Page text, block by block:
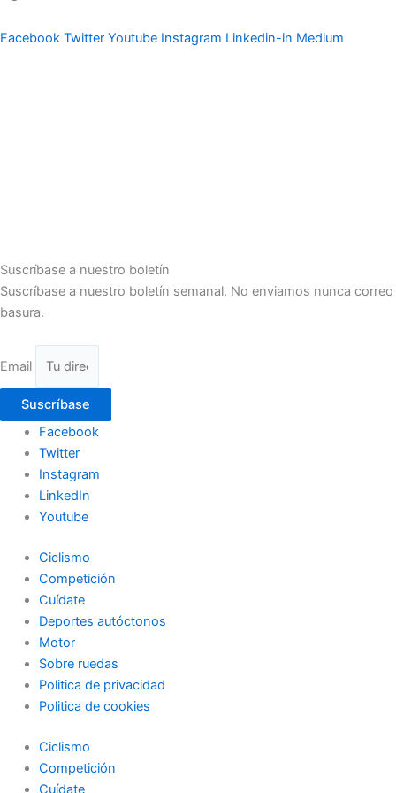
Facebook Twitter Youtube Instagram Linkedin-in Medium
Suscríbase a nuestro boletín
Suscríbase a nuestro boletín semanal. No enviamos nunca correo
basura.
Email
Suscríbase
Facebook
Twitter
Instagram
LinkedIn
Youtube
Ciclismo
Competición
Cuídate
Deportes autóctonos
Motor
Sobre ruedas
Politica de privacidad
Politica de cookies
Ciclismo
Competición
Cuídate